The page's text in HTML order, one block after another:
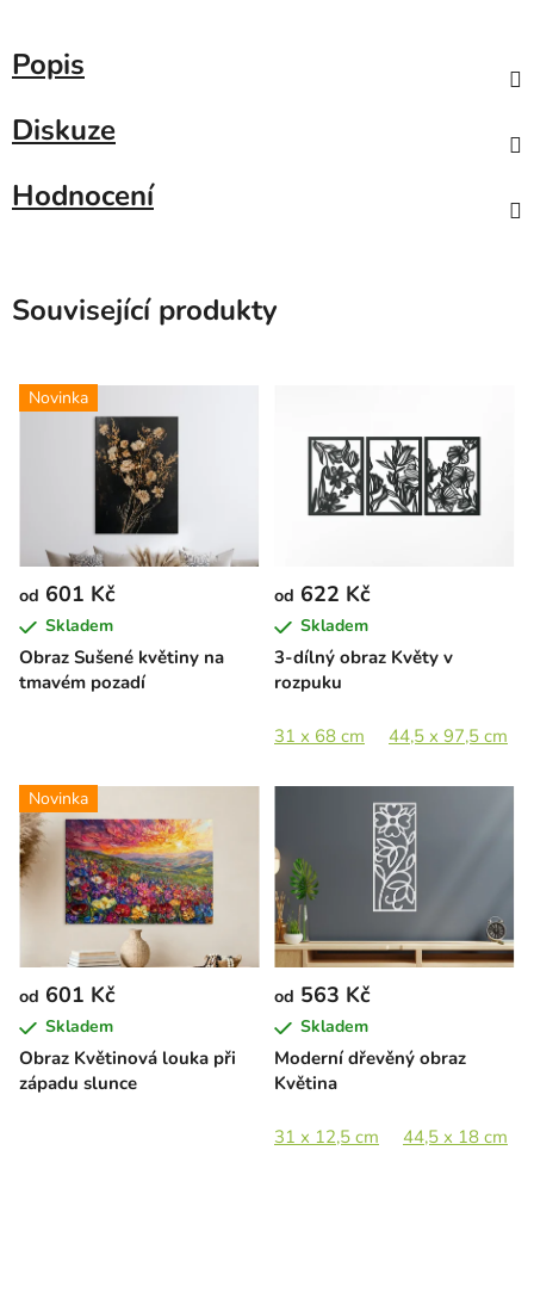
Popis
Diskuze
Hodnocení
Související produkty
Novinka
Obraz Sušené květiny na
tmavém pozadí
od 601 Kč
Skladem
3-dílný obraz Květy v
rozpuku
od 622 Kč
Skladem
31 x 68 cm 44,5 x 97,5 cm
Novinka
Obraz Květinová louka při
západu slunce
od 601 Kč
Skladem
Moderní dřevěný obraz
Květina
od 563 Kč
Skladem
31 x 12,5 cm 44,5 x 18 cm